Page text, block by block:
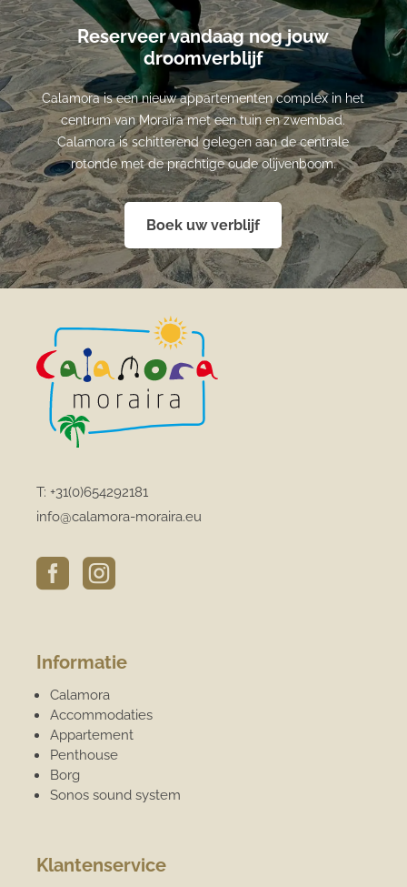
Reserveer vandaag nog jouw
droomverblijf
Calamora is een nieuw appartementen complex in het
centrum van Moraira met een tuin en zwembad.
Calamora is schitterend gelegen aan de centrale
rotonde met de prachtige oude olijvenboom.
Boek uw verblijf
T:+31(0)654292181
info@calamora-moraira.eu
 
Informatie
Calamora
Accommodaties
Appartement
Penthouse
Borg
Sonos sound system
Klantenservice